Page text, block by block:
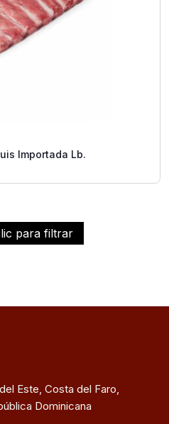
para filtrar
Importada Lb.
Este, Costa del Faro,
Dominicana